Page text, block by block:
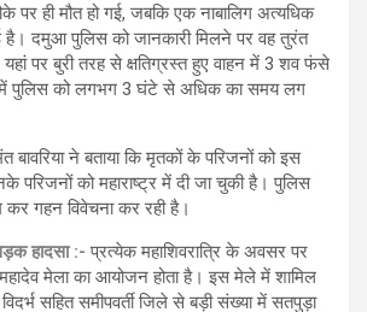
पर ही मौत हो गई, जबकि एक नाबालिग अत्यधिक
दमुआ पुलिस को जानकारी मिलने पर वह तुरंत
पर बुरी तरह से क्षतिग्रस्त हुए वाहन में 3 शव फंसे
पुलिस को लगभग 3 घंटे से अधिक का समय लग
बावरिया ने बताया कि मृतकों के परिजनों को इस
परिजनों को महाराष्ट्र में दी जा चुकी है। पुलिस
कर गहन विवेचना कर रही है।
हादसा :- प्रत्येक महाशिवरात्रि के अवसर पर
महादेव मेला का आयोजन होता है। इस मेले में शामिल
सहित समीपवर्ती जिले से बड़ी संख्या में सतपुड़ा